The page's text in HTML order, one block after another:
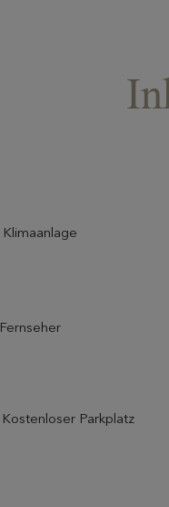
Klimaanlage
Fernseher
Kostenloser Parkplatz